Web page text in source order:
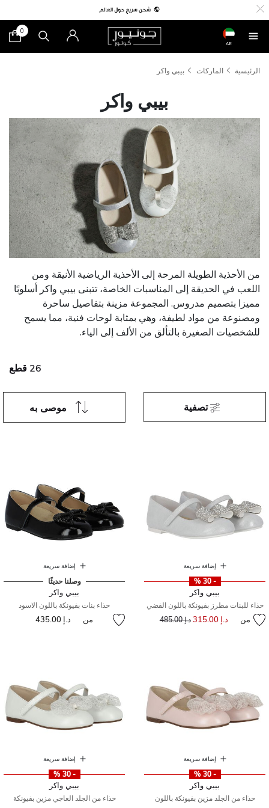
AE
0
الرئيسية الماركات بيبي واكر
بيبي واكر
من الأحذية الطويلة المرحة إلى الأحذية الرياضية الأنيقة ومن
اللعب في الحديقة إلى المناسبات الخاصة، تتبنى بيبي واكر أسلوبًا
مميزا بتصميم مدروس. المجموعة مزينة بتفاصيل ساحرة
ومصنوعة من مواد لطيفة، وهي بمثابة لوحات فنية، مما يسمح
للشخصيات الصغيرة بالتألق من الألف إلى الياء.
26 قطع
موصى به تصفية
إضافة سريعة
- 30 %
بيبي واكر
حذاء للبنات مطرز بفيونكة باللون الفضي
من د.إ 315.00 سعر مخفض مند.إ 485.00
إضافة سريعة
وصلنا حديثًا
بيبي واكر
حذاء بنات بفيونكة باللون الاسود
من د.إ 435.00
إضافة سريعة
- 30 %
بيبي واكر
حذاء من الجلد مزين بفيونكة باللون
إضافة سريعة
- 30 %
بيبي واكر
حذاء من الجلد العاجي مزين بفيونكة